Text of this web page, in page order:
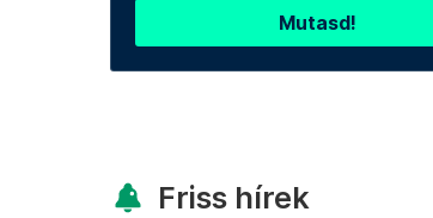
Mutasd!
Friss hírek